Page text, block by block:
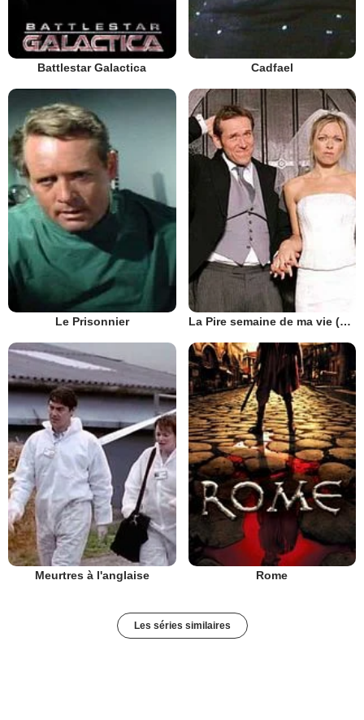
Battlestar Galactica Cadfael
Le Prisonnier La Pire semaine de ma vie (UK)
Meurtres à l'anglaise Rome
Les séries similaires